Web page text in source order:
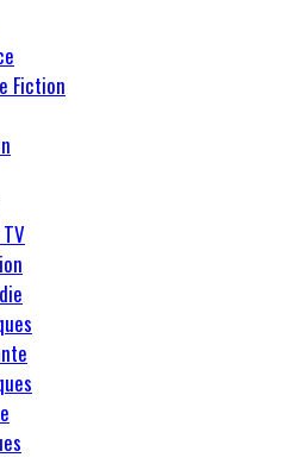
Fiction